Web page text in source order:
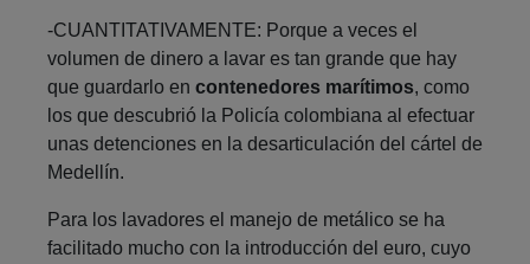
-CUANTITATIVAMENTE: Porque a veces el
volumen de dinero a lavar es tan grande que hay
que guardarlo en contenedores marítimos, como
los que descubrió la Policía colombiana al efectuar
unas detenciones en la desarticulación del cártel de
Medellín.
Para los lavadores el manejo de metálico se ha
facilitado mucho con la introducción del euro, cuyo